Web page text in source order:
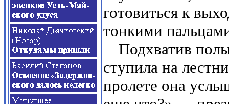
готовиться к
тонкими
Подхватив
ступила на
пролете она